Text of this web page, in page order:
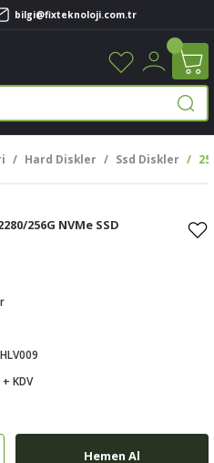
bilgi@fixteknoloji.com.tr
Hard Diskler Ssd Diskler
256G NVMe SSD
KDV
Hemen Al